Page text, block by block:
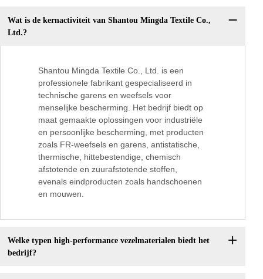
Wat is de kernactiviteit van Shantou Mingda Textile Co.,
Ltd.?
Shantou Mingda Textile Co., Ltd. is een
professionele fabrikant gespecialiseerd in
technische garens en weefsels voor
menselijke bescherming. Het bedrijf biedt op
maat gemaakte oplossingen voor industriële
en persoonlijke bescherming, met producten
zoals FR-weefsels en garens, antistatische,
thermische, hittebestendige, chemisch
afstotende en zuurafstotende stoffen,
evenals eindproducten zoals handschoenen
en mouwen.
Welke typen high-performance vezelmaterialen biedt het
bedrijf?